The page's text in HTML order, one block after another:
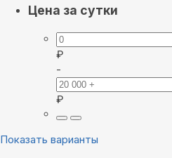
Цена за сутки
₽
-
₽
Показать варианты